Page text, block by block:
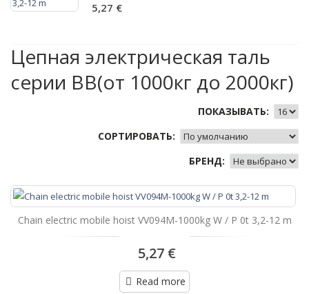
5,27 €
Цепная электрическая таль
серии ВВ(от 1000кг до 2000кг)
ПОКАЗЫВАТЬ:
СОРТИРОВАТЬ:
БРЕНД:
Chain electric mobile hoist VV094M-1000kg W / P 0t 3,2-12 m
5,27 €
Read more